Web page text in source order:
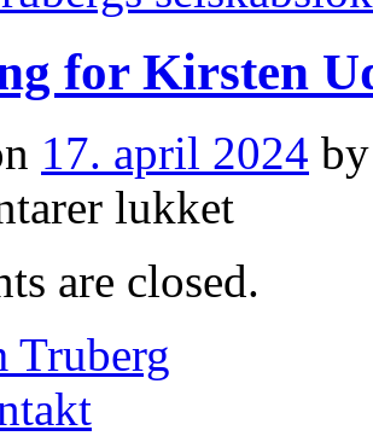
for Kirsten
17. april 2024 by
lukket
Udesen
are closed.
Truberg